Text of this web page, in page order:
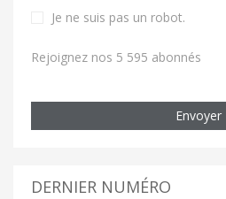
Je ne suis pas un robot.
Rejoignez nos 5 595 abonnés
Envoyer
DERNIER NUMÉRO